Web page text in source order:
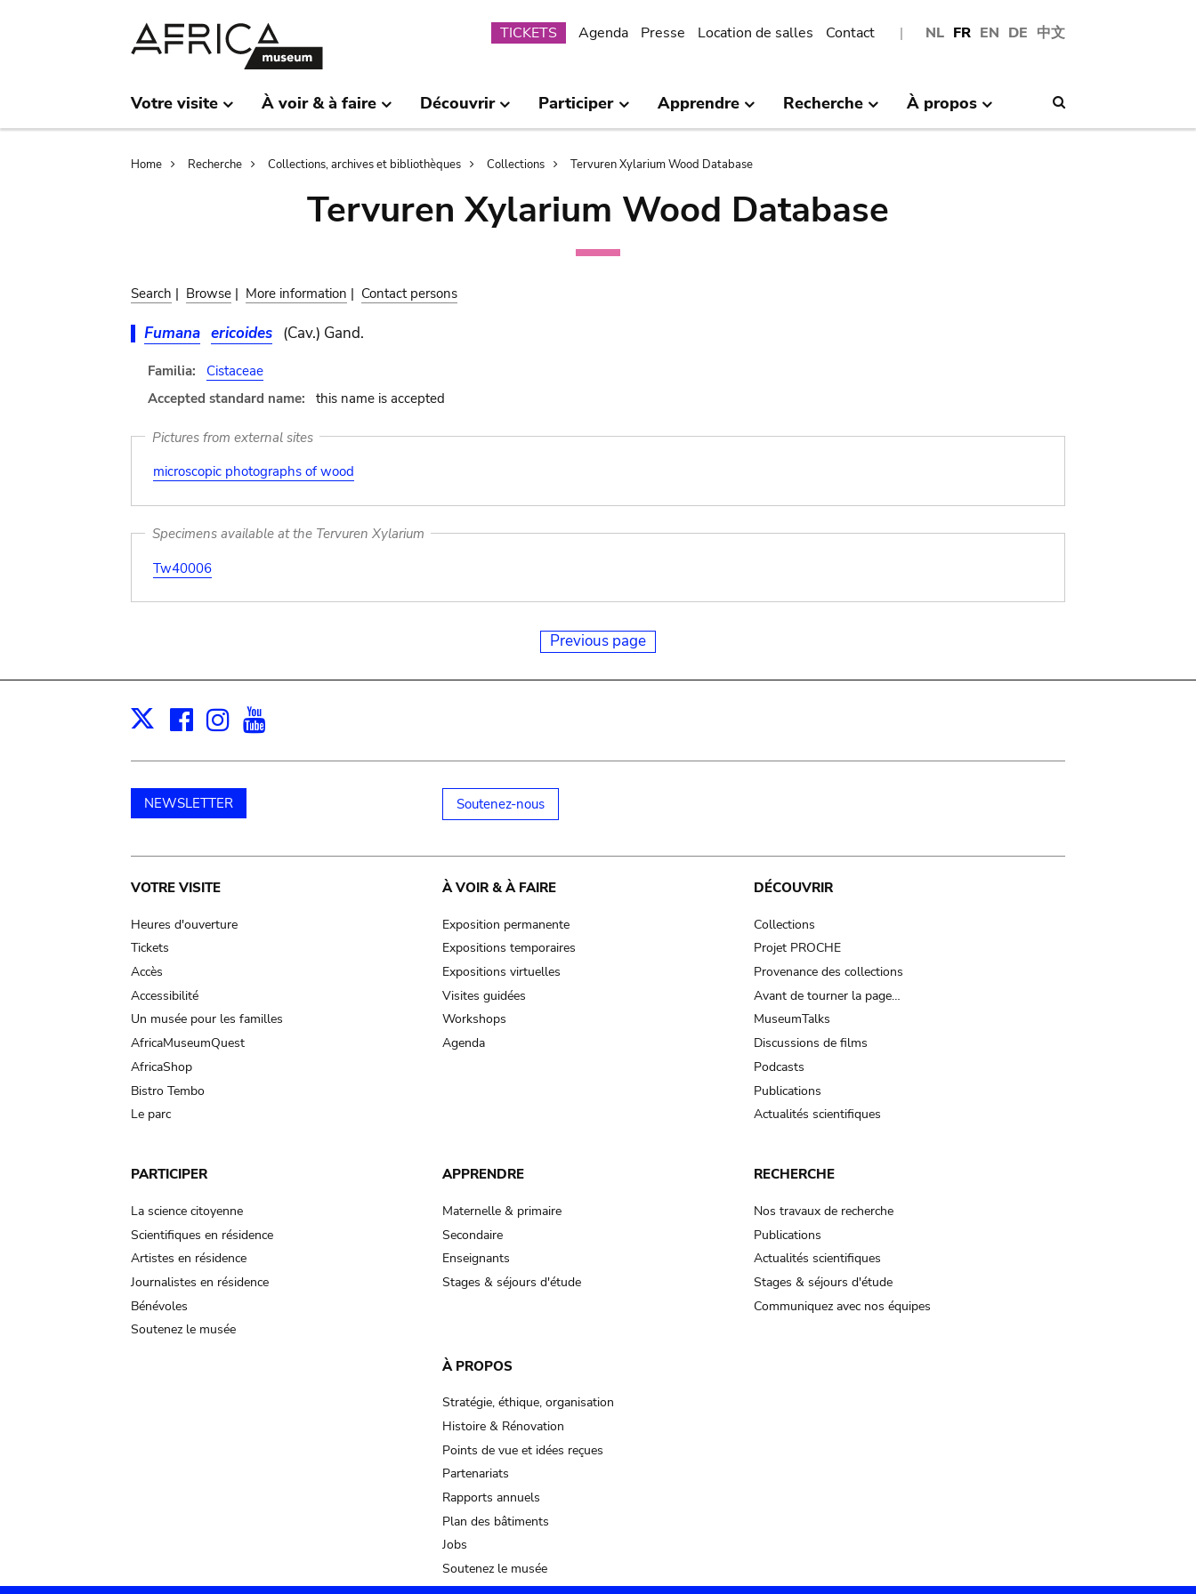
NL FR EN DE 中文
Submenu
TICKETS Agenda Presse Location de salles Contact
Votre visite À voir & à faire Découvrir Participer Apprendre Recherche À propos
Breadcrumb
Home Recherche Collections, archives et bibliothèques Collections Tervuren Xylarium Wood Database
Tervuren Xylarium Wood Database
Search | Browse | More information | Contact persons
Fumana ericoides (Cav.) Gand.
Familia:
Cistaceae
Accepted standard name:
this name is accepted
Pictures from external sites
microscopic photographs of wood
Specimens available at the Tervuren Xylarium
Tw40006
Previous page
X Facebook
Instagram
NEWSLETTER Soutenez-nous
Main
navigation
VOTRE VISITE
Heures d'ouverture
Tickets
Accès
Accessibilité
Un musée pour les familles
AfricaMuseumQuest
AfricaShop
Bistro Tembo
Le parc
À VOIR & À FAIRE
Exposition permanente
Expositions temporaires
Expositions virtuelles
Visites guidées
Workshops
Agenda
DÉCOUVRIR
Collections
Projet PROCHE
Provenance des collections
Avant de tourner la page…
MuseumTalks
Discussions de films
Podcasts
Publications
Actualités scientifiques
PARTICIPER
La science citoyenne
Scientifiques en résidence
Artistes en résidence
Journalistes en résidence
Bénévoles
Soutenez le musée
APPRENDRE
Maternelle & primaire
Secondaire
Enseignants
Stages & séjours d'étude
RECHERCHE
Nos travaux de recherche
Publications
Actualités scientifiques
Stages & séjours d'étude
Communiquez avec nos équipes
À PROPOS
Stratégie, éthique, organisation
Histoire & Rénovation
Points de vue et idées reçues
Partenariats
Rapports annuels
Plan des bâtiments
Jobs
Soutenez le musée